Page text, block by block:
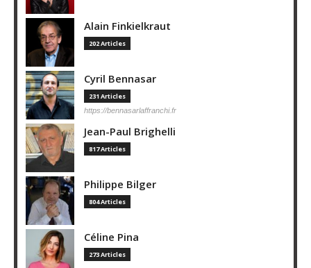
Alain Finkielkraut
202 Articles
Cyril Bennasar
231 Articles
https://bennasarlaffranchi.fr
Jean-Paul Brighelli
817 Articles
Philippe Bilger
804 Articles
Céline Pina
273 Articles